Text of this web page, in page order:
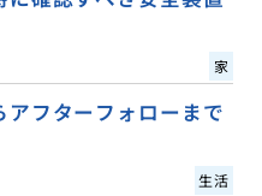
家
フターフォローまで
生活